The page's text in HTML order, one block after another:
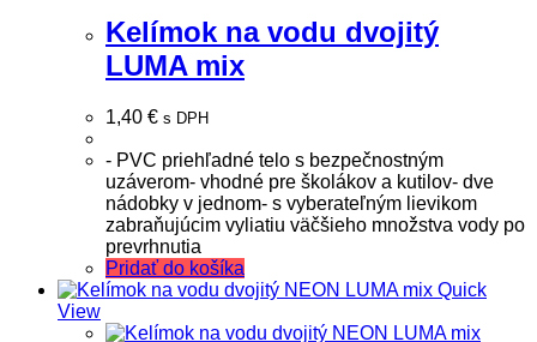
Kelímok na vodu dvojitý
LUMA mix
1,40 € s DPH
- PVC priehľadné telo s bezpečnostným
uzáverom- vhodné pre školákov a kutilov- dve
nádobky v jednom- s vyberateľným lievikom
zabraňujúcim vyliatiu väčšieho množstva vody po
prevrhnutia
Pridať do košíka
Quick
View